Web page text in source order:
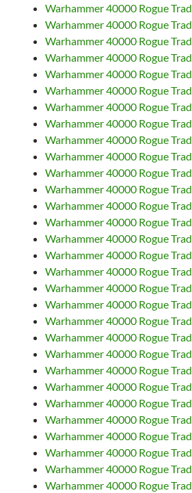
Warhammer 40000 Rogue
Warhammer 40000 Rogue
Warhammer 40000 Rogue
Warhammer 40000 Rogue
Warhammer 40000 Rogue
Warhammer 40000 Rogue
Warhammer 40000 Rogue
Warhammer 40000 Rogue
Warhammer 40000 Rogue
Warhammer 40000 Rogue
Warhammer 40000 Rogue
Warhammer 40000 Rogue
Warhammer 40000 Rogue
Warhammer 40000 Rogue
Warhammer 40000 Rogue
Warhammer 40000 Rogue
Warhammer 40000 Rogue
Warhammer 40000 Rogue
Warhammer 40000 Rogue
Warhammer 40000 Rogue
Warhammer 40000 Rogue
Warhammer 40000 Rogue
Warhammer 40000 Rogue
Warhammer 40000 Rogue
Warhammer 40000 Rogue
Warhammer 40000 Rogue
Warhammer 40000 Rogue
Warhammer 40000 Rogue
Warhammer 40000 Rogue
Warhammer 40000 Rogue